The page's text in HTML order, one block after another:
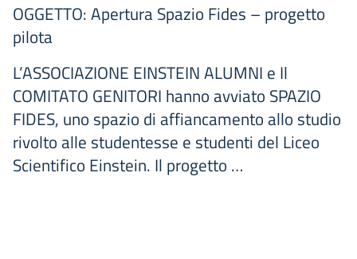
OGGETTO: Apertura Spazio Fides – progetto
pilota
L’ASSOCIAZIONE EINSTEIN ALUMNI e Il
COMITATO GENITORI hanno avviato SPAZIO
FIDES, uno spazio di affiancamento allo studio
rivolto alle studentesse e studenti del Liceo
Scientifico Einstein. Il progetto …